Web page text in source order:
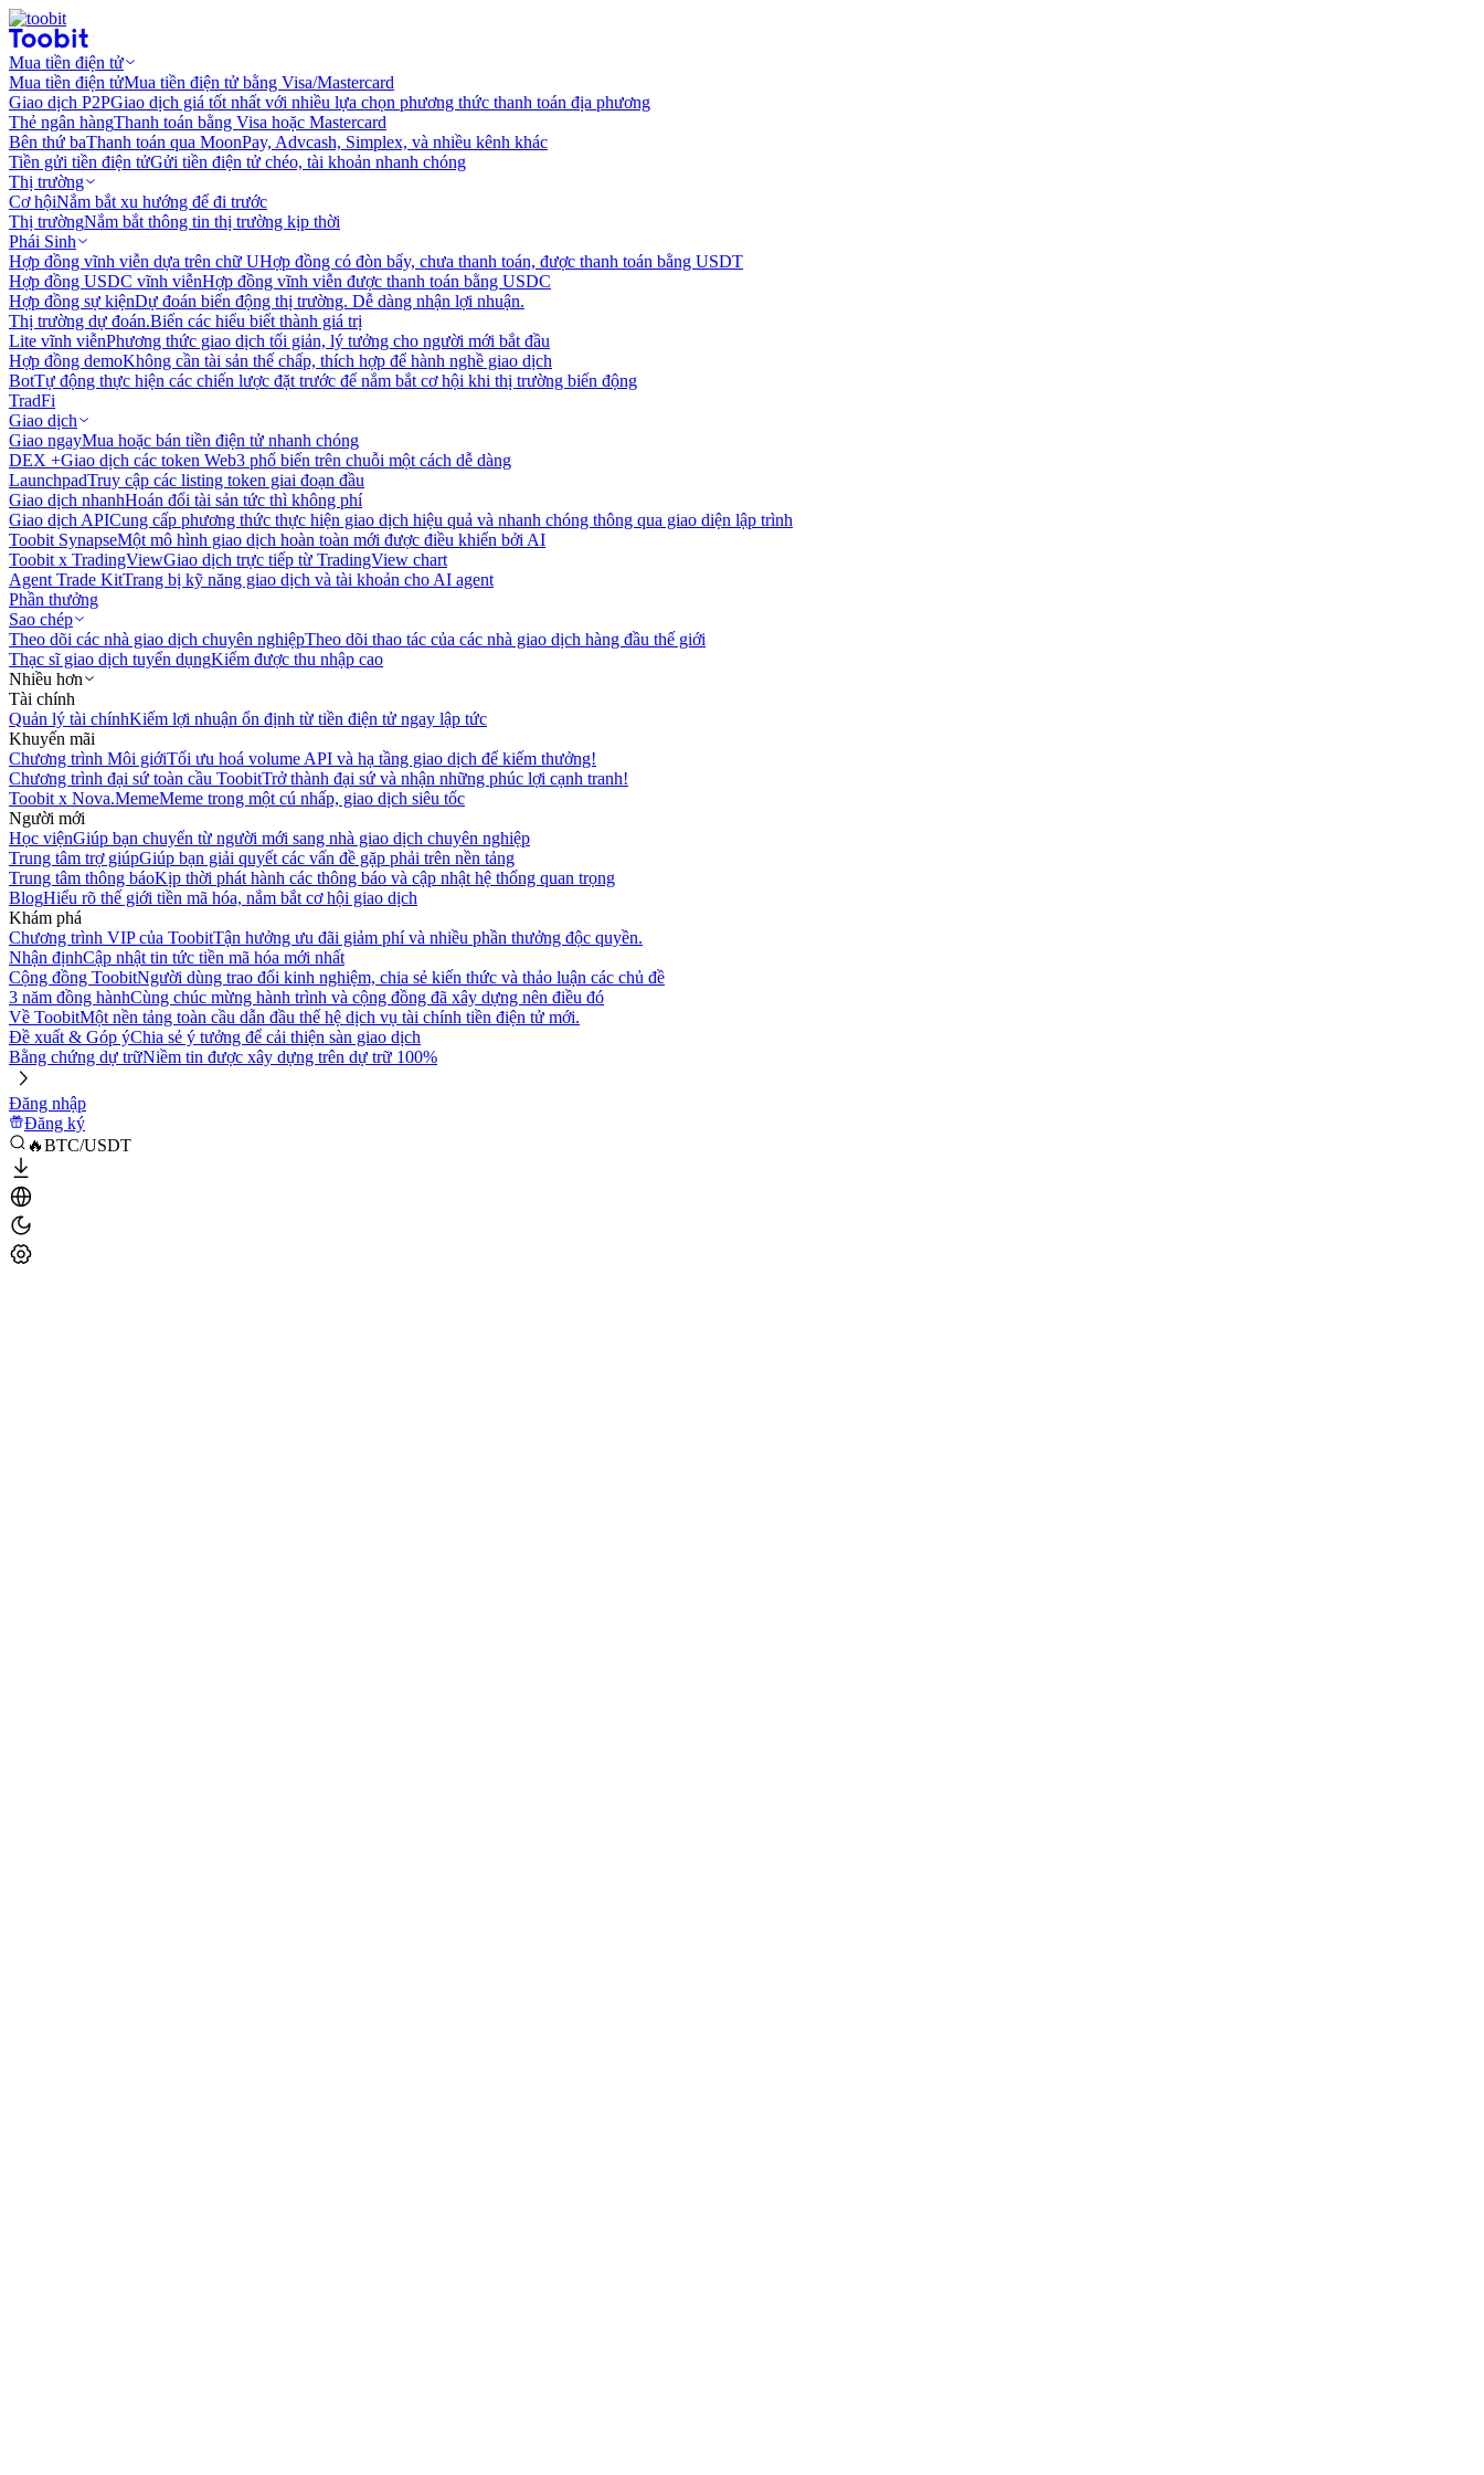
Mua tiền điện tử
Mua tiền điện tửMua tiền điện tử bằng Visa/Mastercard
Giao dịch P2PGiao dịch giá tốt nhất với nhiều lựa chọn phương thức thanh toán địa phương
Thẻ ngân hàngThanh toán bằng Visa hoặc Mastercard
Bên thứ baThanh toán qua MoonPay, Advcash, Simplex, và nhiều kênh khác
Tiền gửi tiền điện tửGửi tiền điện tử chéo, tài khoản nhanh chóng
Thị trường
Cơ hộiNắm bắt xu hướng để đi trước
Thị trườngNắm bắt thông tin thị trường kịp thời
Phái Sinh
Hợp đồng vĩnh viễn dựa trên chữ UHợp đồng có đòn bẩy, chưa thanh toán, được thanh toán bằng USDT
Hợp đồng USDC vĩnh viễnHợp đồng vĩnh viễn được thanh toán bằng USDC
Hợp đồng sự kiệnDự đoán biến động thị trường. Dễ dàng nhận lợi nhuận.
Thị trường dự đoán.Biến các hiểu biết thành giá trị
Lite vĩnh viễnPhương thức giao dịch tối giản, lý tưởng cho người mới bắt đầu
Hợp đồng demoKhông cần tài sản thế chấp, thích hợp để hành nghề giao dịch
BotTự động thực hiện các chiến lược đặt trước để nắm bắt cơ hội khi thị trường biến động
TradFi
Giao dịch
Giao ngayMua hoặc bán tiền điện tử nhanh chóng
DEX +Giao dịch các token Web3 phổ biến trên chuỗi một cách dễ dàng
LaunchpadTruy cập các listing token giai đoạn đầu
Giao dịch nhanhHoán đổi tài sản tức thì không phí
Giao dịch APICung cấp phương thức thực hiện giao dịch hiệu quả và nhanh chóng thông qua giao diện lập trình
Toobit SynapseMột mô hình giao dịch hoàn toàn mới được điều khiển bởi AI
Toobit x TradingViewGiao dịch trực tiếp từ TradingView chart
Agent Trade KitTrang bị kỹ năng giao dịch và tài khoản cho AI agent
Phần thưởng
Sao chép
Theo dõi các nhà giao dịch chuyên nghiệpTheo dõi thao tác của các nhà giao dịch hàng đầu thế giới
Thạc sĩ giao dịch tuyển dụngKiếm được thu nhập cao
Nhiều hơn
Tài chính
Quản lý tài chínhKiếm lợi nhuận ổn định từ tiền điện tử ngay lập tức
Khuyến mãi
Chương trình Môi giớiTối ưu hoá volume API và hạ tầng giao dịch để kiếm thưởng!
Chương trình đại sứ toàn cầu ToobitTrở thành đại sứ và nhận những phúc lợi cạnh tranh!
Toobit x Nova.MemeMeme trong một cú nhấp, giao dịch siêu tốc
Người mới
Học việnGiúp bạn chuyển từ người mới sang nhà giao dịch chuyên nghiệp
Trung tâm trợ giúpGiúp bạn giải quyết các vấn đề gặp phải trên nền tảng
Trung tâm thông báoKịp thời phát hành các thông báo và cập nhật hệ thống quan trọng
BlogHiểu rõ thế giới tiền mã hóa, nắm bắt cơ hội giao dịch
Khám phá
Chương trình VIP của ToobitTận hưởng ưu đãi giảm phí và nhiều phần thưởng độc quyền.
Nhận địnhCập nhật tin tức tiền mã hóa mới nhất
Cộng đồng ToobitNgười dùng trao đổi kinh nghiệm, chia sẻ kiến thức và thảo luận các chủ đề
3 năm đồng hànhCùng chúc mừng hành trình và cộng đồng đã xây dựng nên điều đó
Về ToobitMột nền tảng toàn cầu dẫn đầu thế hệ dịch vụ tài chính tiền điện tử mới.
Đề xuất & Góp ýChia sẻ ý tưởng để cải thiện sàn giao dịch
Bằng chứng dự trữNiềm tin được xây dựng trên dự trữ 100%
Đăng nhập
Đăng ký
🔥BTC/USDT